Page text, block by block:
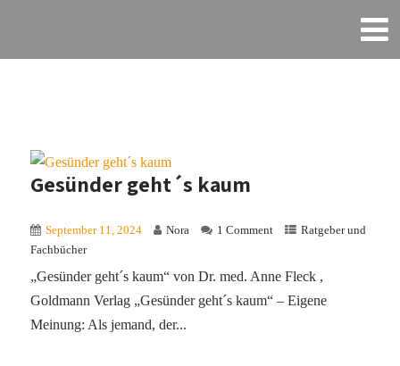
Gesünder geht´s kaum
September 11, 2024 Nora 1 Comment
Ratgeber und
Fachbücher
„Gesünder geht´s kaum“ von Dr. med. Anne Fleck ,
Goldmann Verlag „Gesünder geht´s kaum“ – Eigene
Meinung: Als jemand, der...